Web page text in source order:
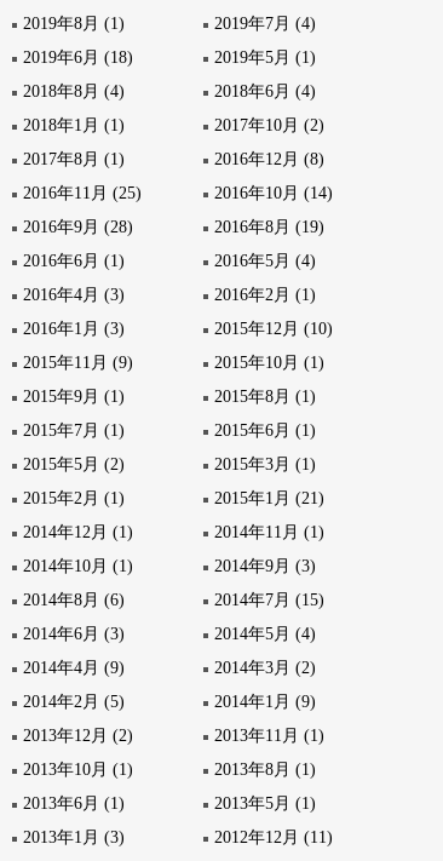
2019年8月 (1)
2019年7月 (4)
2019年6月 (18)
2019年5月 (1)
2018年8月 (4)
2018年6月 (4)
2018年1月 (1)
2017年10月 (2)
2017年8月 (1)
2016年12月 (8)
2016年11月 (25)
2016年10月 (14)
2016年9月 (28)
2016年8月 (19)
2016年6月 (1)
2016年5月 (4)
2016年4月 (3)
2016年2月 (1)
2016年1月 (3)
2015年12月 (10)
2015年11月 (9)
2015年10月 (1)
2015年9月 (1)
2015年8月 (1)
2015年7月 (1)
2015年6月 (1)
2015年5月 (2)
2015年3月 (1)
2015年2月 (1)
2015年1月 (21)
2014年12月 (1)
2014年11月 (1)
2014年10月 (1)
2014年9月 (3)
2014年8月 (6)
2014年7月 (15)
2014年6月 (3)
2014年5月 (4)
2014年4月 (9)
2014年3月 (2)
2014年2月 (5)
2014年1月 (9)
2013年12月 (2)
2013年11月 (1)
2013年10月 (1)
2013年8月 (1)
2013年6月 (1)
2013年5月 (1)
2013年1月 (3)
2012年12月 (11)